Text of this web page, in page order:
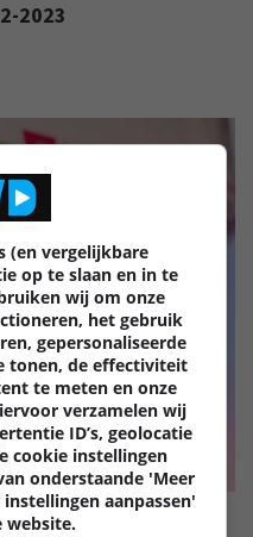
2023
(en vergelijkbare
op te slaan en in te
wij om onze
het gebruik
gepersonaliseerde
tonen, de effectiviteit
te meten en onze
verzamelen wij
ID’s, geolocatie
cookie instellingen
onderstaande 'Meer
aanpassen'
website.